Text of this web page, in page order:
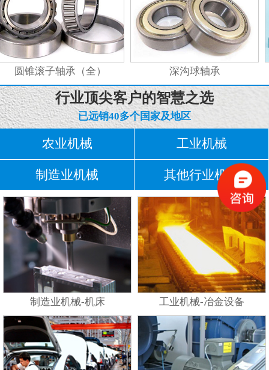
圆锥滚子轴承（全） 深沟球轴承
行业顶尖客户的智慧之选
已远销40多个国家及地区
农业机械 工业机械
制造业机械 其他行业机械
制造业机械-机床 工业机械-冶金设备